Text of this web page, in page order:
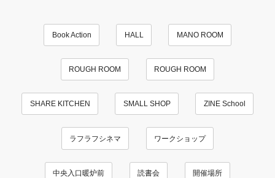
Book Action HALL MANO ROOM
ROUGH ROOM ROUGH ROOM
SHARE KITCHEN SMALL SHOP ZINE School
ラフラフシネマ ワークショップ
中央入口暖炉前 読書会 開催場所